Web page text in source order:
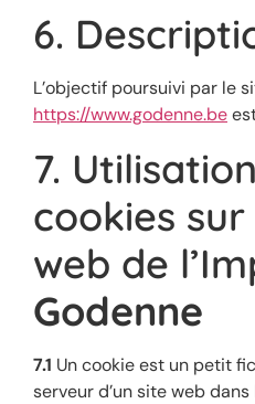
6.
L’objectif poursuivi par le
https://www.godenne.be
7.
cookies
web de
Godenne
7.1 Un cookie est un petit
serveur d’un site web